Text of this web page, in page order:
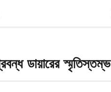
ডায়ারের স্মৃতিস্তম্ভ